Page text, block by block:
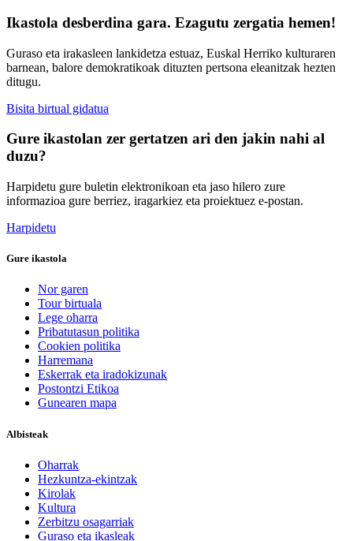
Ikastola desberdina gara. Ezagutu zergatia hemen!
Guraso eta irakasleen lankidetza estuaz, Euskal Herriko kulturaren
barnean, balore demokratikoak dituzten pertsona eleanitzak hezten
ditugu.
Bisita birtual gidatua
Gure ikastolan zer gertatzen ari den jakin nahi al
duzu?
Harpidetu gure buletin elektronikoan eta jaso hilero zure
informazioa gure berriez, iragarkiez eta proiektuez e-postan.
Harpidetu
Gure ikastola
Nor garen
Tour birtuala
Lege oharra
Pribatutasun politika
Cookien politika
Harremana
Eskerrak eta iradokizunak
Postontzi Etikoa
Gunearen mapa
Albisteak
Oharrak
Hezkuntza-ekintzak
Kirolak
Kultura
Zerbitzu osagarriak
Guraso eta ikasleak